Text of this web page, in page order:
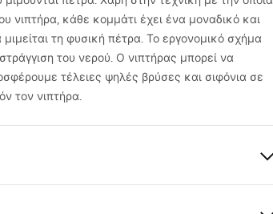
κάθε κομμάτι έχει ένα μοναδικό και
τη φυσική πέτρα. Το εργονομικό σχήμα
του νερού. Ο νιπτήρας μπορεί να
τέλειες ψηλές βρύσες και σιφόνια σε
τον νιπτήρα.